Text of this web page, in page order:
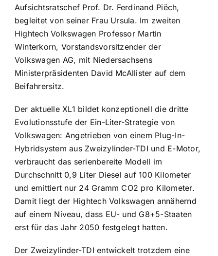
Aufsichtsratschef Prof. Dr. Ferdinand Piëch,
begleitet von seiner Frau Ursula. Im zweiten
Hightech Volkswagen Professor Martin
Winterkorn, Vorstandsvorsitzender der
Volkswagen AG, mit Niedersachsens
Ministerpräsidenten David McAllister auf dem
Beifahrersitz.
Der aktuelle XL1 bildet konzeptionell die dritte
Evolutionsstufe der Ein-Liter-Strategie von
Volkswagen: Angetrieben von einem Plug-In-
Hybridsystem aus Zweizylinder-TDI und E-Motor,
verbraucht das serienbereite Modell im
Durchschnitt 0,9 Liter Diesel auf 100 Kilometer
und emittiert nur 24 Gramm CO2 pro Kilometer.
Damit liegt der Hightech Volkswagen annähernd
auf einem Niveau, dass EU- und G8+5-Staaten
erst für das Jahr 2050 festgelegt hatten.
Der Zweizylinder-TDI entwickelt trotzdem eine